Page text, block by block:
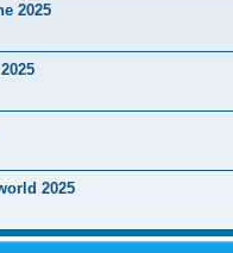
2025
2025